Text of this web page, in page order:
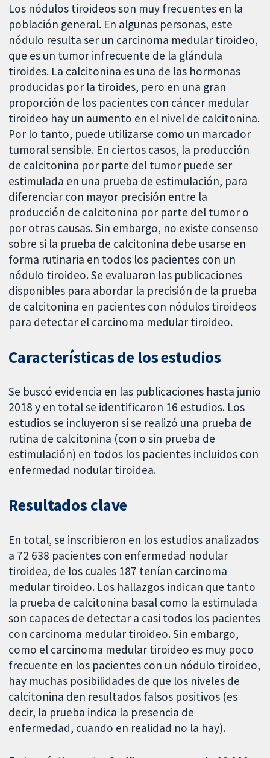
Los nódulos tiroideos son muy frecuentes en la
población general. En algunas personas, este
nódulo resulta ser un carcinoma medular tiroideo,
que es un tumor infrecuente de la glándula
tiroides. La calcitonina es una de las hormonas
producidas por la tiroides, pero en una gran
proporción de los pacientes con cáncer medular
tiroideo hay un aumento en el nivel de calcitonina.
Por lo tanto, puede utilizarse como un marcador
tumoral sensible. En ciertos casos, la producción
de calcitonina por parte del tumor puede ser
estimulada en una prueba de estimulación, para
diferenciar con mayor precisión entre la
producción de calcitonina por parte del tumor o
por otras causas. Sin embargo, no existe consenso
sobre si la prueba de calcitonina debe usarse en
forma rutinaria en todos los pacientes con un
nódulo tiroideo. Se evaluaron las publicaciones
disponibles para abordar la precisión de la prueba
de calcitonina en pacientes con nódulos tiroideos
para detectar el carcinoma medular tiroideo.
Características de los estudios
Se buscó evidencia en las publicaciones hasta junio
2018 y en total se identificaron 16 estudios. Los
estudios se incluyeron si se realizó una prueba de
rutina de calcitonina (con o sin prueba de
estimulación) en todos los pacientes incluidos con
enfermedad nodular tiroidea.
Resultados clave
En total, se inscribieron en los estudios analizados
a 72 638 pacientes con enfermedad nodular
tiroidea, de los cuales 187 tenían carcinoma
medular tiroideo. Los hallazgos indican que tanto
la prueba de calcitonina basal como la estimulada
son capaces de detectar a casi todos los pacientes
con carcinoma medular tiroideo. Sin embargo,
como el carcinoma medular tiroideo es muy poco
frecuente en los pacientes con un nódulo tiroideo,
hay muchas posibilidades de que los niveles de
calcitonina den resultados falsos positivos (es
decir, la prueba indica la presencia de
enfermedad, cuando en realidad no la hay).